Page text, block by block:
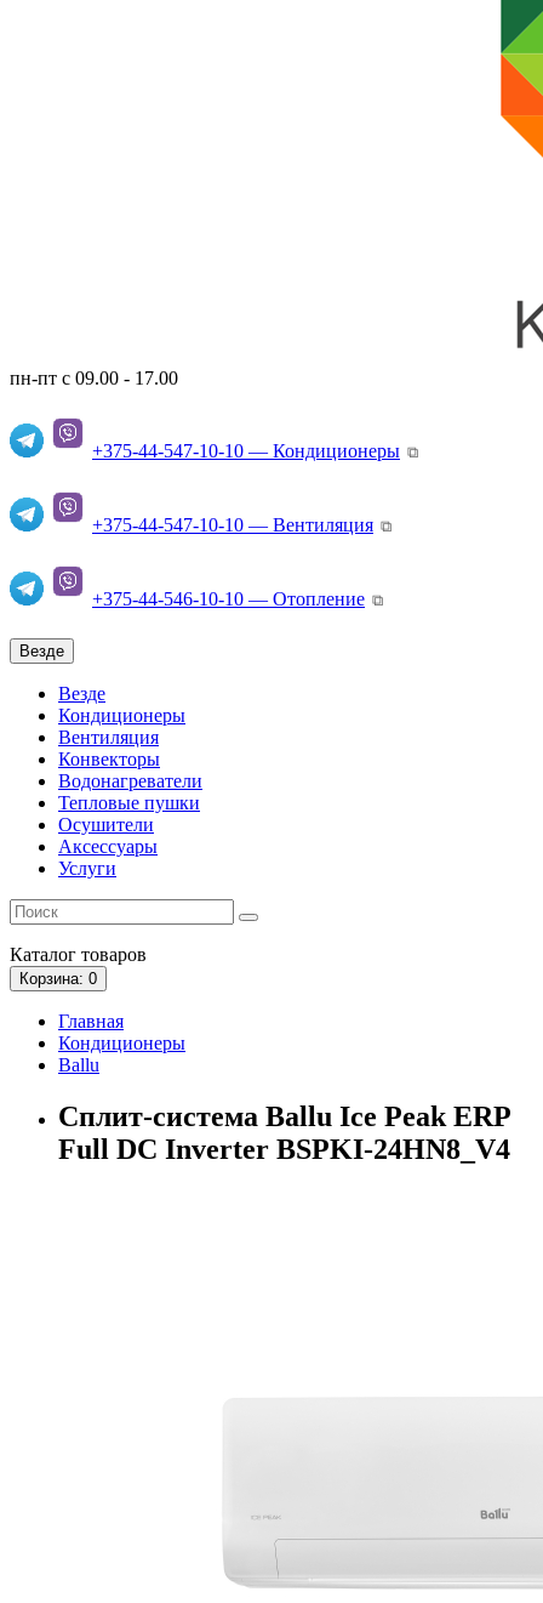
пн-пт с 09.00 - 17.00
+375-44-547-10-10 — Кондиционеры ⧉
+375-44-547-10-10 — Вентиляция ⧉
+375-44-546-10-10 — Отопление ⧉
Везде
Везде
Кондиционеры
Вентиляция
Конвекторы
Водонагреватели
Тепловые пушки
Осушители
Аксессуары
Услуги
Каталог товаров
Корзина: 0
Главная
Кондиционеры
Ballu
Сплит-система Ballu Ice Peak ERP
Full DC Inverter BSPKI-24HN8_V4